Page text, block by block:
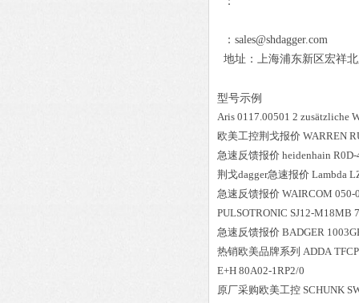
：sales@shdagger.com
地址：上海浦东新区宏祥
型号示例
Aris 0117.00501 2 zusätzliche
欧美工控荆戈报价 WARREN
急速反馈报价 heidenhain R0D-
荆戈dagger急速报价 Lambda
急速反馈报价 WAIRCOM 050-
PULSOTRONIC SJ12-M18MB
急速反馈报价 BADGER
热销欧美品牌系列 ADDA
E+H 80A02-1RP2/0
原厂采购欧美工控 SCHUNK